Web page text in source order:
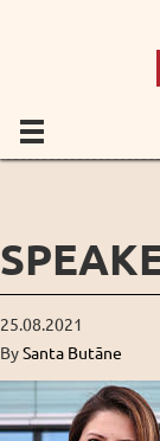
25.08.2021
BySanta Butāne